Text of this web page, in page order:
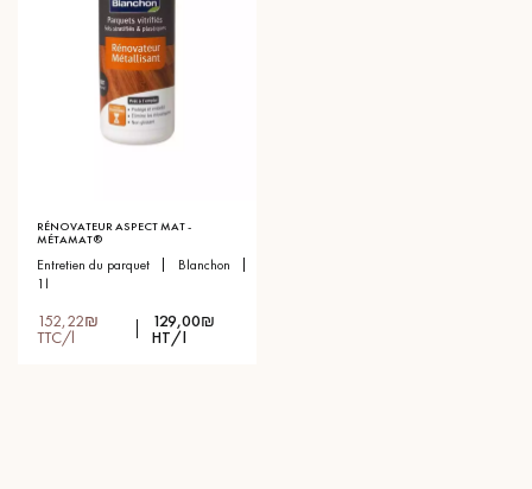
RÉNOVATEUR ASPECT MAT -
MÉTAMAT®
entretien du parquet
blanchon
1l
152,22₪
TTC/l
129,00₪
HT/l